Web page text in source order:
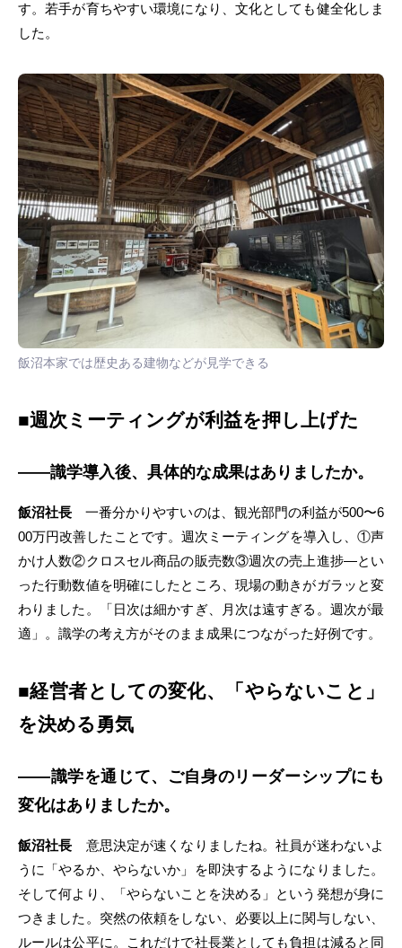
す。若手が育ちやすい環境になり、文化としても健全化しま
した。
飯沼本家では歴史ある建物などが見学できる
■週次ミーティングが利益を押し上げた
――識学導入後、具体的な成果はありましたか。
飯沼社長 一番分かりやすいのは、観光部門の利益が500〜6
00万円改善したことです。週次ミーティングを導入し、①声
かけ人数②クロスセル商品の販売数③週次の売上進捗―とい
った行動数値を明確にしたところ、現場の動きがガラッと変
わりました。「日次は細かすぎ、月次は遠すぎる。週次が最
適」。識学の考え方がそのまま成果につながった好例です。
■経営者としての変化、「やらないこと」
を決める勇気
――識学を通じて、ご自身のリーダーシップにも
変化はありましたか。
飯沼社長 意思決定が速くなりましたね。社員が迷わないよ
うに「やるか、やらないか」を即決するようになりました。
そして何より、「やらないことを決める」という発想が身に
つきました。突然の依頼をしない、必要以上に関与しない、
ルールは公平に。これだけで社長業としても負担は減ると同